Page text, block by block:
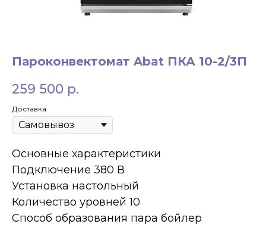
98
Пароконвектомат Abat ПКА 10-2/3П
259 500 р.
Доставка
Основные характеристики
Подключение 380 В
Установка настольный
Количество уровней 10
Способ образования пара бойлер